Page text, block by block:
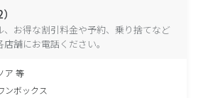
、お得な割引料金や予約、乗り捨てなど
舗にお電話ください。
ア 等
ンボックス